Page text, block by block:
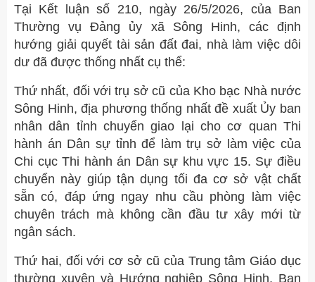
Tại Kết luận số 210, ngày 26/5/2026, của Ban
Thường vụ Đảng ủy xã Sông Hinh, các định
hướng giải quyết tài sản đất đai, nhà làm việc dôi
dư đã được thống nhất cụ thể:
Thứ nhất, đối với trụ sở cũ của Kho bạc Nhà nước
Sông Hinh, địa phương thống nhất đề xuất Ủy ban
nhân dân tỉnh chuyển giao lại cho cơ quan Thi
hành án Dân sự tỉnh để làm trụ sở làm việc của
Chi cục Thi hành án Dân sự khu vực 15. Sự điều
chuyển này giúp tận dụng tối đa cơ sở vật chất
sẵn có, đáp ứng ngay nhu cầu phòng làm việc
chuyên trách mà không cần đầu tư xây mới từ
ngân sách.
Thứ hai, đối với cơ sở cũ của Trung tâm Giáo dục
thường xuyên và Hướng nghiệp Sông Hinh, Ban